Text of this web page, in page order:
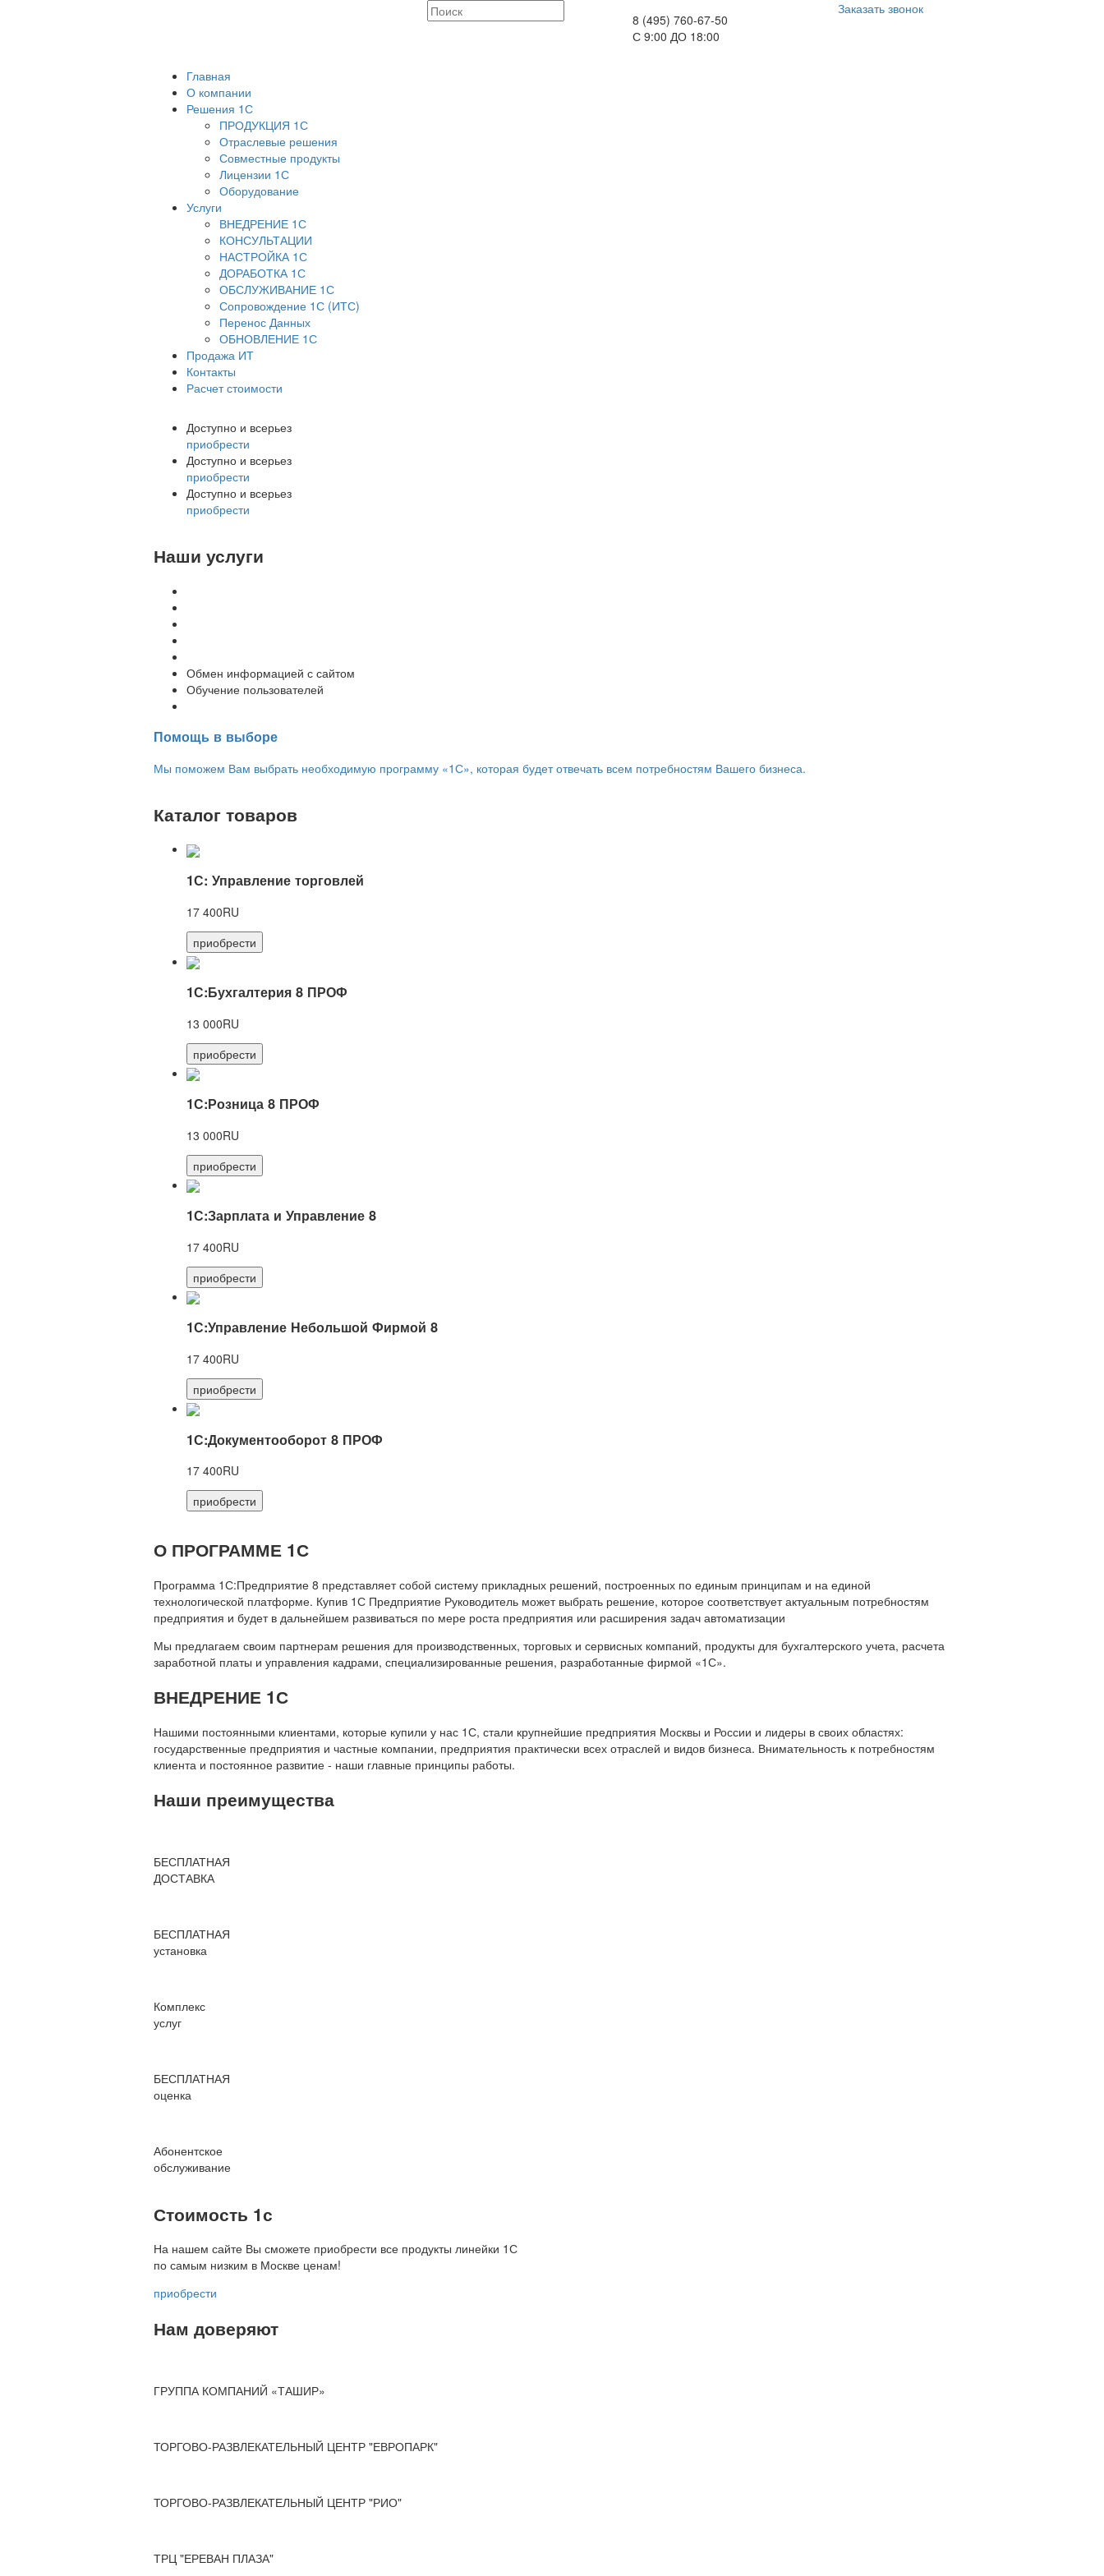
8 (495) 760-67-50
С 9:00 ДО 18:00
Заказать звонок
Главная
О компании
Решения 1С
ПРОДУКЦИЯ 1С
Отраслевые решения
Совместные продукты
Лицензии 1С
Оборудование
Услуги
ВНЕДРЕНИЕ 1С
КОНСУЛЬТАЦИИ
НАСТРОЙКА 1С
ДОРАБОТКА 1С
ОБСЛУЖИВАНИЕ 1С
Сопровождение 1С (ИТС)
Перенос Данных
ОБНОВЛЕНИЕ 1С
Продажа ИТ
Контакты
Расчет стоимости
Доступно и всерьез
приобрести
Доступно и всерьез
приобрести
Доступно и всерьез
приобрести
Наши услуги
Обмен информацией с сайтом
Обучение пользователей
Помощь в выборе
Мы поможем Вам выбрать необходимую программу «1С», которая будет отвечать всем потребностям Вашего бизнеса.
Каталог товаров
1С: Управление торговлей
17 400RU
приобрести
1С:Бухгалтерия 8 ПРОФ
13 000RU
приобрести
1С:Розница 8 ПРОФ
13 000RU
приобрести
1С:Зарплата и Управление 8
17 400RU
приобрести
1С:Управление Небольшой Фирмой 8
17 400RU
приобрести
1С:Документооборот 8 ПРОФ
17 400RU
приобрести
О ПРОГРАММЕ 1С
Программа 1С:Предприятие 8 представляет собой систему прикладных решений, построенных по единым принципам и на единой
технологической платформе. Купив 1С Предприятие Руководитель может выбрать решение, которое соответствует актуальным потребностям
предприятия и будет в дальнейшем развиваться по мере роста предприятия или расширения задач автоматизации
Мы предлагаем своим партнерам решения для производственных, торговых и сервисных компаний, продукты для бухгалтерского учета, расчета
заработной платы и управления кадрами, специализированные решения, разработанные фирмой «1С».
ВНЕДРЕНИЕ 1С
Нашими постоянными клиентами, которые купили у нас 1С, стали крупнейшие предприятия Москвы и России и лидеры в своих областях:
государственные предприятия и частные компании, предприятия практически всех отраслей и видов бизнеса. Внимательность к потребностям
клиента и постоянное развитие - наши главные принципы работы.
Наши преимущества
БЕСПЛАТНАЯ
ДОСТАВКА
БЕСПЛАТНАЯ
установка
Комплекс
услуг
БЕСПЛАТНАЯ
оценка
Абонентское
обслуживание
Стоимость 1с
На нашем сайте Вы сможете приобрести все продукты линейки 1С
по самым низким в Москве ценам!
приобрести
Нам доверяют
ГРУППА КОМПАНИЙ «ТАШИР»
ТОРГОВО-РАЗВЛЕКАТЕЛЬНЫЙ ЦЕНТР "ЕВРОПАРК"
ТОРГОВО-РАЗВЛЕКАТЕЛЬНЫЙ ЦЕНТР "РИО"
ТРЦ "ЕРЕВАН ПЛАЗА"